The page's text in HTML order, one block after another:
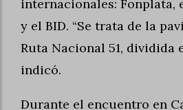
internacionales: Fonplata,
y el BID. “Se trata de la
Ruta Nacional 51, dividida
indicó.
Durante el encuentro en